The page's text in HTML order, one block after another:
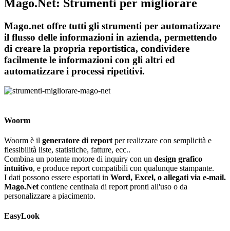
Mago.Net: Strumenti per migliorare
Mago.net offre tutti gli strumenti per automatizzare
il flusso delle informazioni in azienda, permettendo
di creare la propria reportistica, condividere
facilmente le informazioni con gli altri ed
automatizzare i processi ripetitivi.
Woorm
Woorm è il generatore di report per realizzare con semplicità e
flessibilità liste, statistiche, fatture, ecc..
Combina un potente motore di inquiry con un design grafico
intuitivo, e produce report compatibili con qualunque stampante.
I dati possono essere esportati in Word, Excel, o allegati via e-mail.
Mago.Net contiene centinaia di report pronti all'uso o da
personalizzare a piacimento.
EasyLook